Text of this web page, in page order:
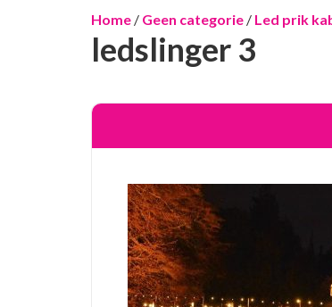
Home / Geen categorie / Led prik
ledslinger 3